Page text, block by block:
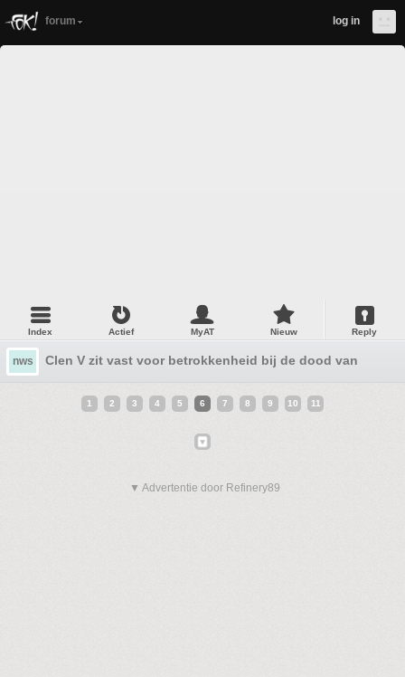
forum log in
Index Actief MyAT Nieuw Reply
nws Clen V zit vast voor betrokkenheid bij de dood van zijn
1 2 3 4 5 6 7 8 9 10 11
▼ Advertentie door Refinery89